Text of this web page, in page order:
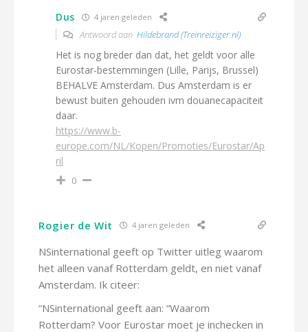
Dus 4 jaren geleden
Antwoord aan Hildebrand (Treinreiziger.nl)
Het is nog breder dan dat, het geldt voor alle
Eurostar-bestemmingen (Lille, Parijs, Brussel)
BEHALVE Amsterdam. Dus Amsterdam is er
bewust buiten gehouden ivm douanecapaciteit
daar.
https://www.b-
europe.com/NL/Kopen/Promoties/Eurostar/Ap
ril
0
Rogier de Wit 4 jaren geleden
NSinternational geeft op Twitter uitleg waarom
het alleen vanaf Rotterdam geldt, en niet vanaf
Amsterdam. Ik citeer:
“NSinternational geeft aan: “Waarom
Rotterdam? Voor Eurostar moet je inchecken in